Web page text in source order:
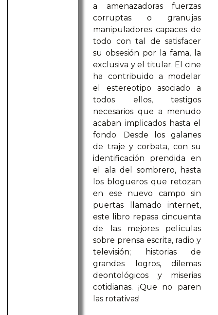
a amenazadoras fuerzas
corruptas o granujas
manipuladores capaces de
todo con tal de satisfacer
su obsesión por la fama, la
exclusiva y el titular. El cine
ha contribuido a modelar
el estereotipo asociado a
todos ellos, testigos
necesarios que a menudo
acaban implicados hasta el
fondo. Desde los galanes
de traje y corbata, con su
identificación prendida en
el ala del sombrero, hasta
los blogueros que retozan
en ese nuevo campo sin
puertas llamado internet,
este libro repasa cincuenta
de las mejores películas
sobre prensa escrita, radio y
televisión; historias de
grandes logros, dilemas
deontológicos y miserias
cotidianas. ¡Que no paren
las rotativas!